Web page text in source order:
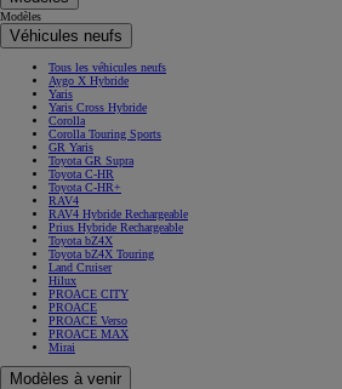
Modèles
Véhicules neufs
Tous les véhicules neufs
Aygo X Hybride
Yaris
Yaris Cross Hybride
Corolla
Corolla Touring Sports
GR Yaris
Toyota GR Supra
Toyota C-HR
Toyota C-HR+
RAV4
RAV4 Hybride Rechargeable
Prius Hybride Rechargeable
Toyota bZ4X
Toyota bZ4X Touring
Land Cruiser
Hilux
PROACE CITY
PROACE
PROACE Verso
PROACE MAX
Mirai
Modèles à venir